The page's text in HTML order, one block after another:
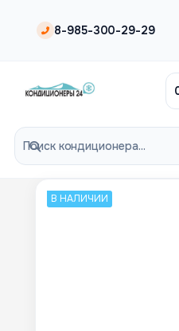
8-985-300-29-29
В НАЛИЧИИ